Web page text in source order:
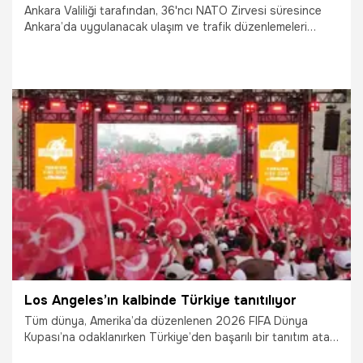
Ankara Valiliği tarafından, 36'ncı NATO Zirvesi süresince
Ankara’da uygulanacak ulaşım ve trafik düzenlemeleri
26.06.2026 Ankara
Los Angeles’ın kalbinde Türkiye tanıtılıyor
Tüm dünya, Amerika’da düzenlenen 2026 FIFA Dünya
Kupası’na odaklanırken Türkiye’den başarılı bir tanıtım atağı